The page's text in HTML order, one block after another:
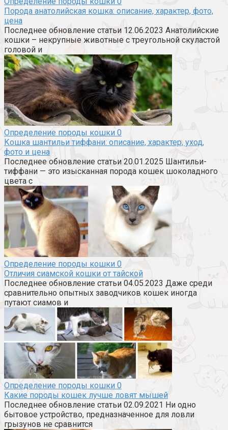
Порода анатолийская кошка: описание, характер, фото,
цена
Последнее обновление статьи 12.06.2023 Анатолийские
кошки – некрупные животные с треугольной скуластой
головой и
Определение породы кошки 0
Кошка шантильи тиффани: описание, характер, уход,
фото и цена
Последнее обновление статьи 20.01.2025 Шантильи-
тиффани — это изысканная порода кошек шоколадного
цвета с
Определение породы кошки 0
Отличия сиамской кошки от тайской
Последнее обновление статьи 04.05.2023 Даже среди
сравнительно опытных заводчиков кошек иногда
путают сиамов и
Определение породы кошки 0
Какие породы кошек лучше ловят мышей
Последнее обновление статьи 02.09.2021 Ни одно
бытовое устройство, предназначенное для ловли
грызунов не сравнится